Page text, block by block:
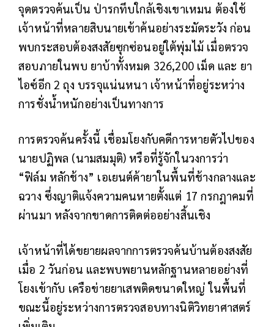
จุดตรวจค้นเป็น ป่ารกทึบใกล้เชิงเขาเหมน ต้องใช้
เจ้าหน้าที่หลายสิบนายเข้าค้นอย่างระมัดระวัง ก่อน
พบกระสอบต้องสงสัยซุกซ่อนอยู่ใต้พุ่มไม้ เมื่อตรวจ
สอบภายในพบ ยาบ้าทั้งหมด 326,200 เม็ด และ ยา
ไอซ์อีก 2 ถุง บรรจุแน่นหนา เจ้าหน้าที่อยู่ระหว่าง
การชั่งน้ำหนักอย่างเป็นทางการ
การตรวจค้นครั้งนี้ เชื่อมโยงกับคดีการหายตัวไปของ
นายปฏิพล (นามสมมุติ) หรือที่รู้จักในวงการว่า
“ฟิล์ม หลักช้าง” เอเยนต์ค้ายาในพื้นที่ช้างกลางและ
ฉวาง ซึ่งญาติแจ้งความคนหายตั้งแต่ 17 กรกฎาคมที่
ผ่านมา หลังจากขาดการติดต่ออย่างสิ้นเชิง
เจ้าหน้าที่ได้ขยายผลจากการตรวจค้นบ้านต้องสงสัย
เมื่อ 2 วันก่อน และพบพยานหลักฐานหลายอย่างที่
โยงเข้ากับ เครือข่ายยาเสพติดขนาดใหญ่ ในพื้นที่
ขณะนี้อยู่ระหว่างการตรวจสอบทางนิติวิทยาศาสตร์